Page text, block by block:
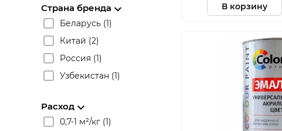
Страна бренда
Беларусь (1)
Китай (2)
Россия (1)
Узбекистан (1)
Расход
0,7-1 м²/кг (1)
В корзину